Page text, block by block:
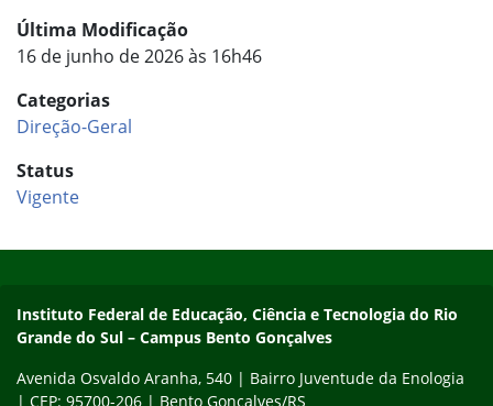
Última Modificação
16 de junho de 2026 às 16h46
Categorias
Direção-Geral
Status
Vigente
Contato
Instituto Federal de Educação, Ciência e Tecnologia do Rio
Grande do Sul – Campus Bento Gonçalves
Avenida Osvaldo Aranha, 540 | Bairro Juventude da Enologia
| CEP: 95700-206 | Bento Gonçalves/RS